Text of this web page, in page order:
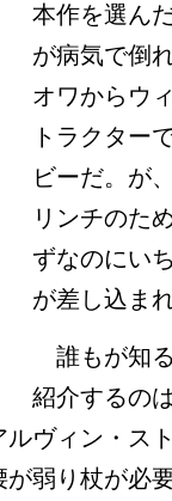
本作を選ん
が病気で倒
オワからウ
トラクター
ビーだ。が
リンチのた
ずなのにい
が差し込ま
誰もが知
紹介するの
ヴィン・ス
弱り杖が必